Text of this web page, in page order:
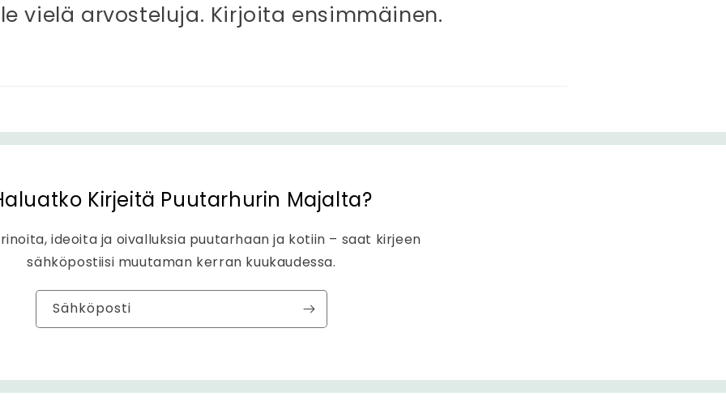
vielä arvosteluja. Kirjoita ensimmäinen.
Kirjeitä Puutarhurin Majalta?
ideoita ja oivalluksia puutarhaan ja kotiin – saat kirjeen
sähköpostiisi muutaman kerran kuukaudessa.
Sähköposti